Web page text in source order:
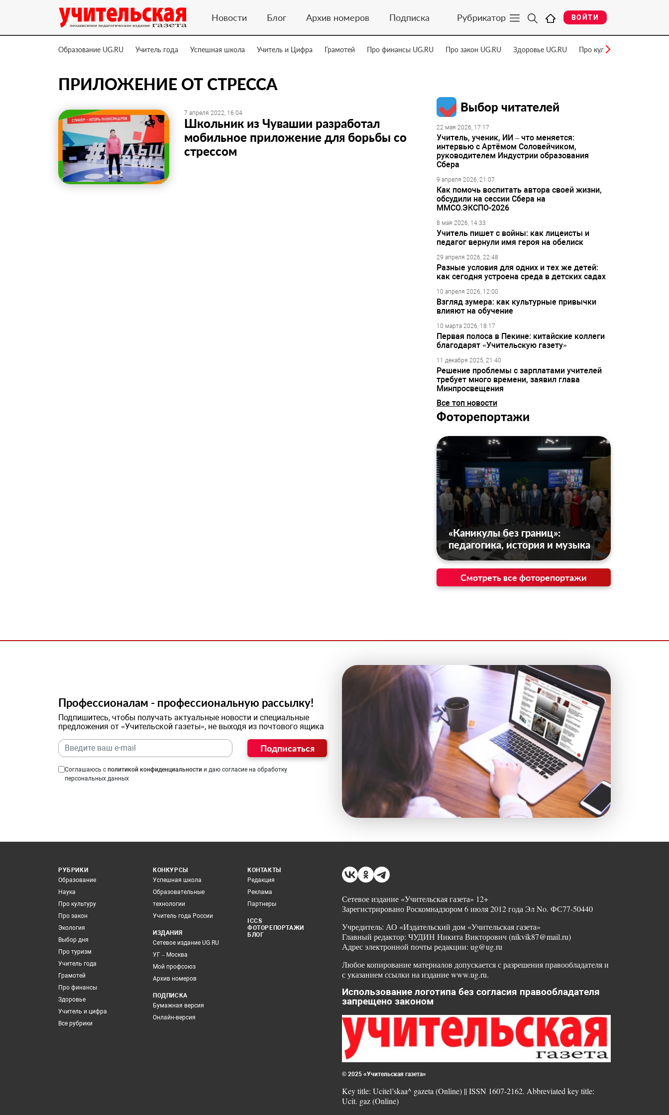
Новости Блог Архив номеров Подписка Рубрикатор ВОЙТИ
Образование UG.RU Учитель года Успешная школа Учитель и Цифра Грамотей Про финансы UG.RU Про закон UG.RU Здоровье UG.RU Про культуру UG.RU
ПРИЛОЖЕНИЕ ОТ СТРЕССА
7 апреля 2022, 16:04
Школьник из Чувашии разработал
мобильное приложение для борьбы со
стрессом
Выбор читателей
22 мая 2026, 17:17
Учитель, ученик, ИИ – что меняется:
интервью с Артёмом Соловейчиком,
руководителем Индустрии образования
Сбера
9 апреля 2026, 21:07
Как помочь воспитать автора своей жизни,
обсудили на сессии Сбера на
ММСО.ЭКСПО-2026
8 мая 2026, 14:33
Учитель пишет с войны: как лицеисты и
педагог вернули имя героя на обелиск
29 апреля 2026, 22:48
Разные условия для одних и тех же детей:
как сегодня устроена среда в детских садах
10 апреля 2026, 12:00
Взгляд зумера: как культурные привычки
влияют на обучение
10 марта 2026, 18:17
Первая полоса в Пекине: китайские коллеги
благодарят «Учительскую газету»
11 декабря 2025, 21:40
Решение проблемы с зарплатами учителей
требует много времени, заявил глава
Минпросвещения
Все топ новости
Фоторепортажи
«Каникулы без границ»:
педагогика, история и музыка
Смотреть все фоторепортажи
Профессионалам - профессиональную рассылку!
Подпишитесь, чтобы получать актуальные новости и специальные
предложения от «Учительской газеты», не выходя из почтового ящика
Подписаться
Соглашаюсь с политикой конфиденциальности и даю согласие на обработку
персональных данных
РУБРИКИ
Образование
Наука
Про культуру
Про закон
Экология
Выбор дня
Про туризм
Учитель года
Грамотей
Про финансы
Здоровье
Учитель и цифра
Все рубрики
КОНКУРСЫ
Успешная школа
Образовательные
технологии
Учитель года России
ИЗДАНИЯ
Сетевое издание UG.RU
УГ – Москва
Мой профсоюз
Архив номеров
ПОДПИСКА
Бумажная версия
Онлайн-версия
КОНТАКТЫ
Редакция
Реклама
Партнеры
ICCS
ФОТОРЕПОРТАЖИ
БЛОГ
Сетевое издание «Учительская газета» 12+
Зарегистрировано Роскомнадзором 6 июля 2012 года Эл No. ФС77-50440
Учредитель: АО «Издательский дом «Учительская газета»
Главный редактор: ЧУДИН Никита Викторович (nikvik87@mail.ru)
Адрес электронной почты редакции: ug@ug.ru
Любое копирование материалов допускается с разрешения правообладателя и
с указанием ссылки на издание www.ug.ru.
Использование логотипа без согласия правообладателя
запрещено законом
© 2025 «Учительская газета»
Key title: Ucitel’skaa^ gazeta (Online) || ISSN 1607-2162. Abbreviated key title:
Ucit. gaz (Online)